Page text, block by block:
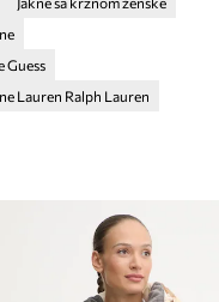
Guess
Lauren Ralph Lauren